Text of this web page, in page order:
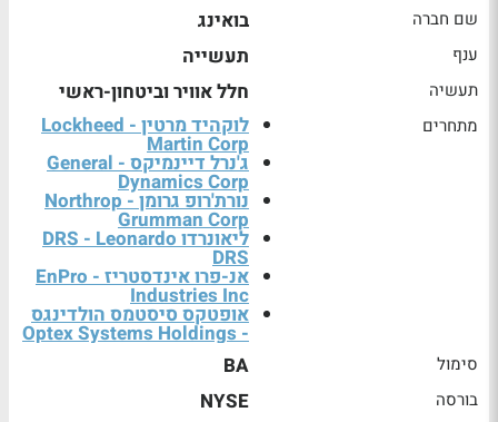
שם חברה בואינג
ענף תעשייה
תעשיה חלל אוויר וביטחון-ראשי
מתחרים לוקהיד מרטין - Lockheed
Martin Corp
ג'נרל דיינמיקס - General
Dynamics Corp
נורת'רופ גרומן - Northrop
Grumman Corp
ליאונרדו DRS - Leonardo
DRS
אנ-פרו אינדסטריז - EnPro
Industries Inc
אופטקס סיסטמס הולדינגס
- Optex Systems Holdings
סימול BA
בורסה NYSE